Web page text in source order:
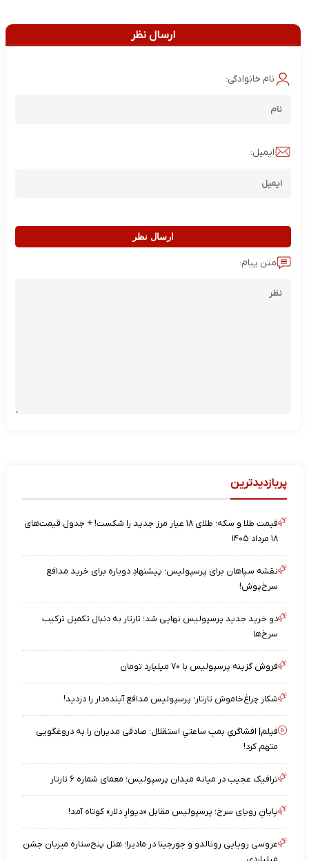
ارسال نظر
نام خانوادگی:
ایمیل:
ارسال نظر
متن پیام:
پربازدیدترین
قیمت طلا و سکه؛ طلای ۱۸ عیار مرز جدید را شکست! + جدول قیمت‌های
۱۸ مرداد ۱۴۰۵
نقشه‌ سپاهان برای پرسپولیس؛ پیشنهادِ دوباره برای خرید مدافع
سرخ‌پوش!
دو خرید جدید پرسپولیس نهایی شد؛ تارتار به دنبال تکمیل ترکیب
سرخ‌ها
فروش گزینه پرسپولیس با ۷۰ میلیارد تومان
شکار چراغ‌خاموش تارتار؛ پرسپولیس مدافع آینده‌دار را دزدید!
فیلم| افشاگریِ بمبِ ساعتیِ استقلال؛ صادقی مدیران را به دروغگویی
متهم کرد!
ترافیک عجیب در میانه میدان پرسپولیس؛ معمای شماره ۶ تارتار
پایانِ رویای سرخ؛ پرسپولیس مقابل «دیوارِ دلار» کوتاه آمد!
عروسی رویایی رونالدو و جورجینا در مادیرا؛ هتل پنج‌ستاره میزبان جشن